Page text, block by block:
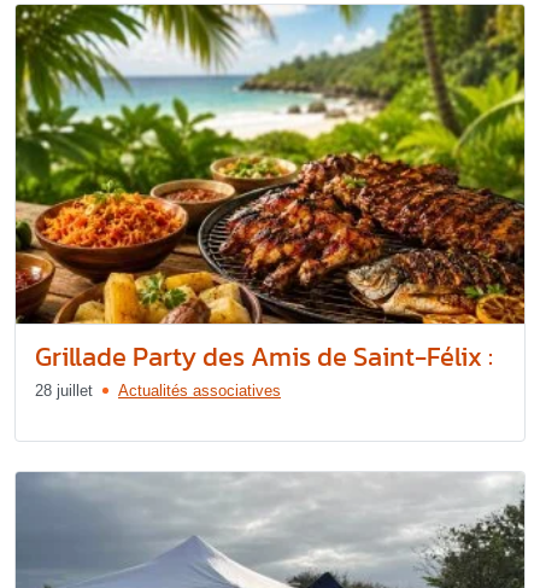
Grillade Party des Amis de Saint-Félix :
28 juillet Actualités associatives